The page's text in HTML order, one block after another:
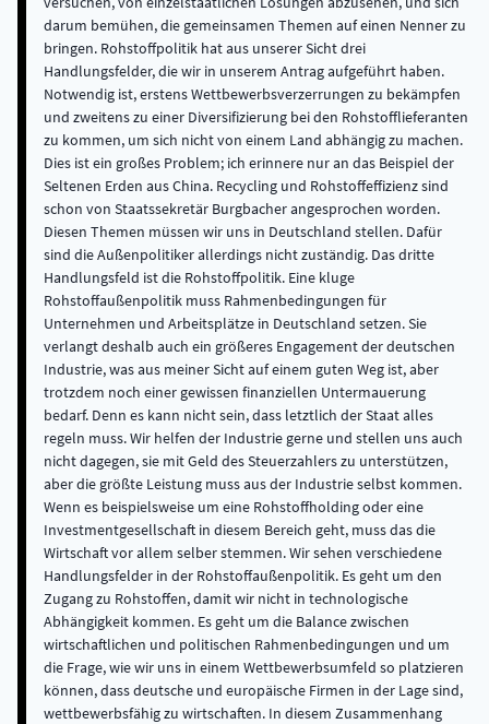
darum bemühen, die gemeinsamen Themen auf einen Nenner zu
bringen. Rohstoffpolitik hat aus unserer Sicht drei
Handlungsfelder, die wir in unserem Antrag aufgeführt haben.
Notwendig ist, erstens Wettbewerbsverzerrungen zu bekämpfen
und zweitens zu einer Diversifizierung bei den Rohstofflieferanten
zu kommen, um sich nicht von einem Land abhängig zu machen.
Dies ist ein großes Problem; ich erinnere nur an das Beispiel der
Seltenen Erden aus China. Recycling und Rohstoffeffizienz sind
schon von Staatssekretär Burgbacher angesprochen worden.
Diesen Themen müssen wir uns in Deutschland stellen. Dafür
sind die Außenpolitiker allerdings nicht zuständig. Das dritte
Handlungsfeld ist die Rohstoffpolitik. Eine kluge
Rohstoffaußenpolitik muss Rahmenbedingungen für
Unternehmen und Arbeitsplätze in Deutschland setzen. Sie
verlangt deshalb auch ein größeres Engagement der deutschen
Industrie, was aus meiner Sicht auf einem guten Weg ist, aber
trotzdem noch einer gewissen finanziellen Untermauerung
bedarf. Denn es kann nicht sein, dass letztlich der Staat alles
regeln muss. Wir helfen der Industrie gerne und stellen uns auch
nicht dagegen, sie mit Geld des Steuerzahlers zu unterstützen,
aber die größte Leistung muss aus der Industrie selbst kommen.
Wenn es beispielsweise um eine Rohstoffholding oder eine
Investmentgesellschaft in diesem Bereich geht, muss das die
Wirtschaft vor allem selber stemmen. Wir sehen verschiedene
Handlungsfelder in der Rohstoffaußenpolitik. Es geht um den
Zugang zu Rohstoffen, damit wir nicht in technologische
Abhängigkeit kommen. Es geht um die Balance zwischen
wirtschaftlichen und politischen Rahmenbedingungen und um
die Frage, wie wir uns in einem Wettbewerbsumfeld so platzieren
können, dass deutsche und europäische Firmen in der Lage sind,
wettbewerbsfähig zu wirtschaften. In diesem Zusammenhang